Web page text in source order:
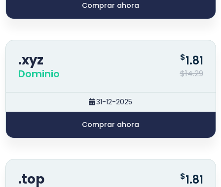
Comprar ahora
.xyz
Dominio
$1.81
$14.29
31-12-2025
Comprar ahora
.top $1.81